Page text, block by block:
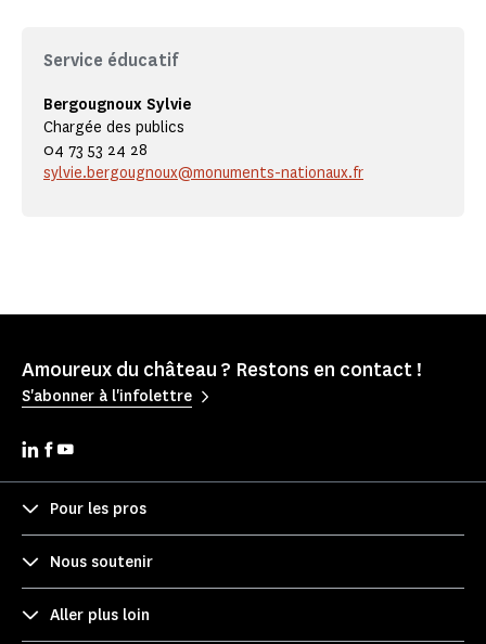
Service éducatif
Bergougnoux Sylvie
Chargée des publics
04 73 53 24 28
sylvie.bergougnoux@monuments-nationaux.fr
Amoureux du château ? Restons en contact !
S'abonner à l'infolettre
Pour les pros
Nous soutenir
Aller plus loin